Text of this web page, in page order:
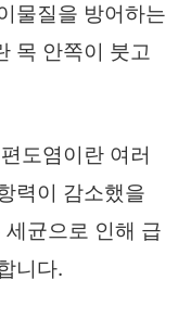
물질을 방어하는
목 안쪽이 붓고
도염이란 여러
력이 감소했을
균으로 인해 급
니다.